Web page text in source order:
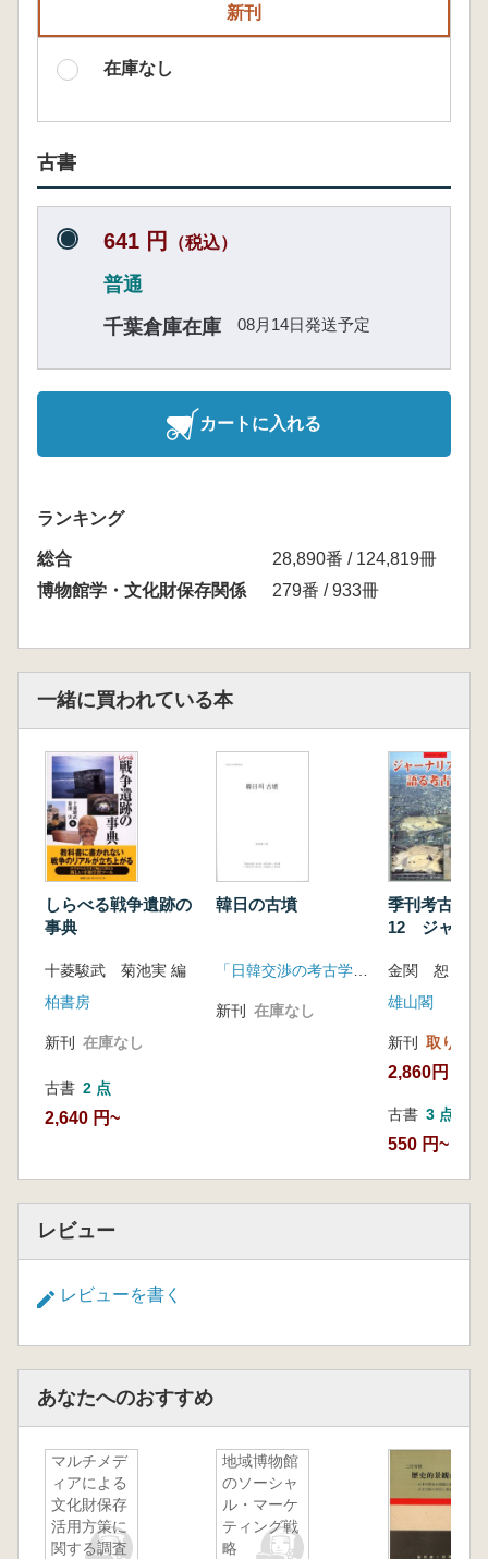
新刊
在庫なし
古書
641 円 （税込）
普通
千葉倉庫在庫
08月14日発送予定
カートに入れる
ランキング
総合
28,890番 / 124,819冊
博物館学・文化財保存関係
279番 / 933冊
一緒に買われている本
しらべる戦争遺跡の
事典
十菱駿武 菊池実 編
柏書房
新刊 在庫なし
古書 2 点
2,640 円~
韓日の古墳
「日韓交渉の考古学 古墳時代」研究会
新刊 在庫なし
季刊考古学
12 ジャーナ
雄山閣
新刊 取り寄せ
2,860円
古書 3 点
550 円~
レビュー
レビューを書く
あなたへのおすすめ
マルチメデ
ィアによる
文化財保存
活用方策に
関する調査
地域博物館
のソーシャ
ル・マーケ
ティング戦
略